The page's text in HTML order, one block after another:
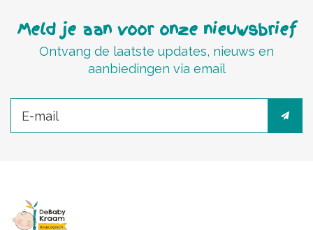
Meld je aan voor onze nieuwsbrief
Ontvang de laatste updates, nieuws en
aanbiedingen via email